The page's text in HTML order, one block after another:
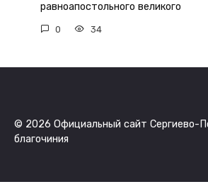
равноапостольного великого
0 34
© 2026 Официальный сайт Сергиево-
благочиния